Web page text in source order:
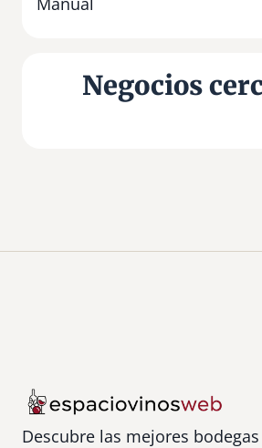
Negocios
Descubre las mejores